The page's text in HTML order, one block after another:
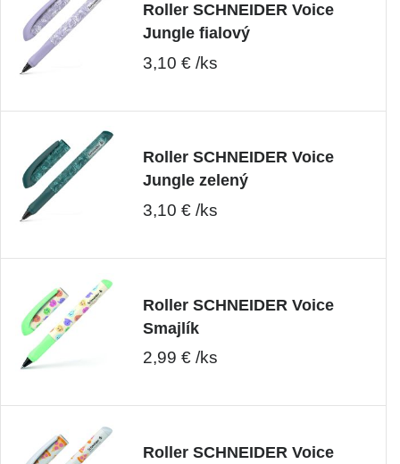
Roller SCHNEIDER Voice
Jungle fialový
3,10 € /ks
Roller SCHNEIDER Voice
Jungle zelený
3,10 € /ks
Roller SCHNEIDER Voice
Smajlík
2,99 € /ks
Roller SCHNEIDER Voice